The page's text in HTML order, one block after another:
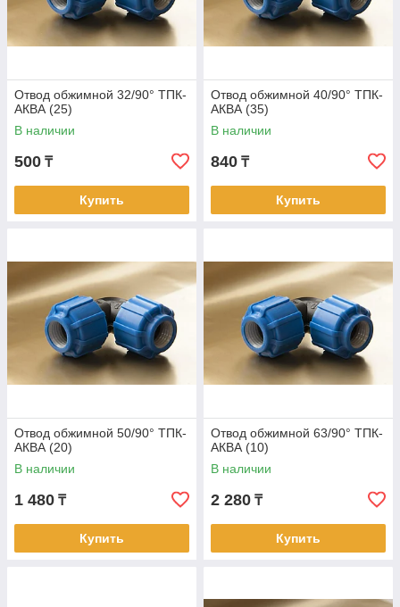
Отвод обжимной 32/90° ТПК-
АКВА (25)
В наличии
500 ₸
Купить
Отвод обжимной 40/90° ТПК-
АКВА (35)
В наличии
840 ₸
Купить
Отвод обжимной 50/90° ТПК-
АКВА (20)
В наличии
1 480 ₸
Купить
Отвод обжимной 63/90° ТПК-
АКВА (10)
В наличии
2 280 ₸
Купить